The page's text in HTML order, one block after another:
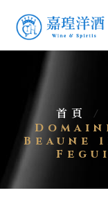
首頁 /
Beaune